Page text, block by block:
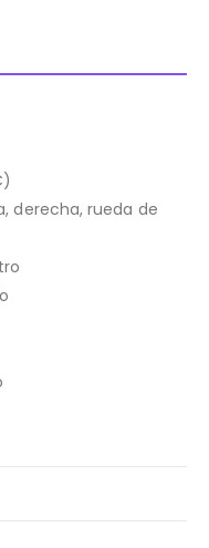
derecha, rueda de